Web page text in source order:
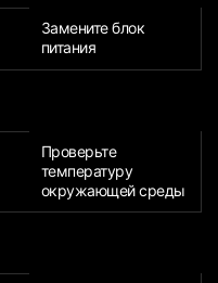
Замените блок
питания
Проверьте
температуру
окружающей среды